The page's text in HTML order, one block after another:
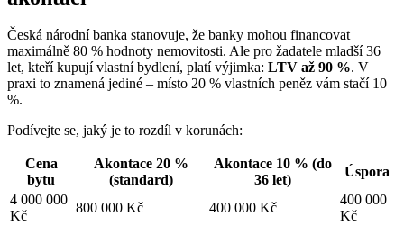
Česká národní banka stanovuje, že banky mohou financovat
maximálně 80 % hodnoty nemovitosti. Ale pro žadatele mladší 36
let, kteří kupují vlastní bydlení, platí výjimka: LTV až 90 %. V
praxi to znamená jediné – místo 20 % vlastních peněz vám stačí 10
%.
Podívejte se, jaký je to rozdíl v korunách:
Cena
bytu
Akontace 20 %
(standard)
Akontace 10 % (do
36 let)
Úspora
4 000 000
Kč
800 000 Kč 400 000 Kč
400 000
Kč